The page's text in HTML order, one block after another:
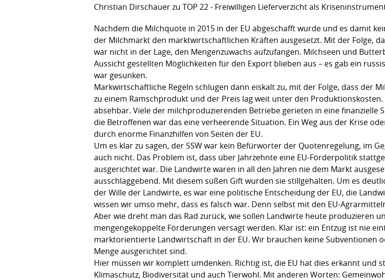
Christian Dirschauer zu TOP 22 - Freiwilligen Lieferverzicht als
Nachdem die Milchquote in 2015 in der EU abgeschafft wurde und es damit
der Milchmarkt den marktwirtschaftlichen Kräften ausgesetzt. Mit der Folge,
war nicht in der Lage, den Mengenzuwachs aufzufangen. Milchseen und
Aussicht gestellten Möglichkeiten für den Export blieben aus – es gab ein
war gesunken.
Markwirtschaftliche Regeln schlugen dann eiskalt zu, mit der Folge, dass der
zu einem Ramschprodukt und der Preis lag weit unter den
absehbar. Viele der milchproduzierenden Betriebe gerieten in eine finanzielle
die Betroffenen war das eine verheerende Situation. Ein Weg aus der Krise
durch enorme Finanzhilfen von Seiten der EU.
Um es klar zu sagen, der SSW war kein Befürworter der Quotenregelung, im
auch nicht. Das Problem ist, dass über Jahrzehnte eine EU-Förderpolitik
ausgerichtet war. Die Landwirte waren in all den Jahren nie dem Markt
ausschlaggebend. Mit diesem süßen Gift wurden sie stillgehalten. Um es
der Wille der Landwirte, es war eine politische Entscheidung der EU, die
wissen wir umso mehr, dass es falsch war. Denn selbst mit den EU-
Aber wie dreht man das Rad zurück, wie sollen Landwirte heute produzieren
mengengekoppelte Förderungen versagt werden. Klar ist: ein Entzug ist nie
marktorientierte Landwirtschaft in der EU. Wir brauchen keine Subventionen
Menge ausgerichtet sind.
Hier müssen wir komplett umdenken. Richtig ist, die EU hat dies erkannt und
Klimaschutz, Biodiversität und auch Tierwohl. Mit anderen Worten: